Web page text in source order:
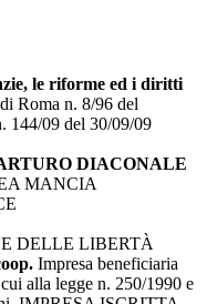
le riforme ed i diritti
Roma n. 8/96 del
144/09 del 30/09/09
DIACONALE
MANCIA
DELLE LIBERTÀ
Impresa beneficiaria
alla legge n. 250/1990 e